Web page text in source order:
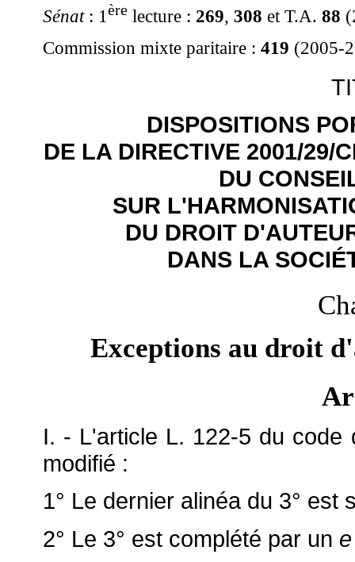
Sénat : 1 ère lecture : 269, 308 et T.A. 88
Commission mixte paritaire : 419 (2005-
DISPOSITIONS
DE LA DIRECTIVE 2001/29/
DU
SUR
DU DROIT
DANS LA
Exceptions au droit
I. - L'article L. 122-5 du code
modifié :
1° Le dernier alinéa du 3° est
2° Le 3° est complété par un e